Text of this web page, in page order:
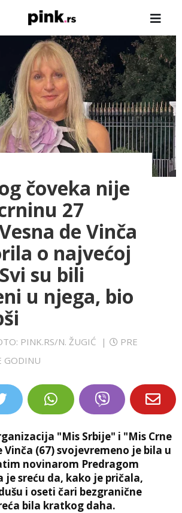
čoveka nije
27
de Vinča
o najvećoj
su bili
u njega, bio
PINK.RS/N. ŽUGIĆ |
PRE
GODINU
"Mis Srbije" i "Mis Crne
Vinča (67) svojevremeno je bila u
novinarom Predragom
je sreću da, kako je pričala,
i oseti čari bezgranične
bila kratkog daha.